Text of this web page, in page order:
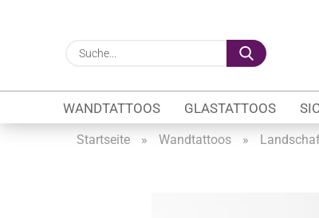
Suche...
WANDTATTOOS GLASTATTOOS
Startseite » Wandtattoos »